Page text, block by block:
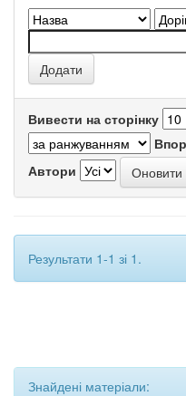
Вивести на сторінку
Автори
Результати 1-1 зі 1.
Знайдені матеріали: